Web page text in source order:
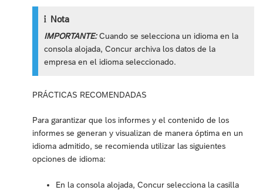
Nota
IMPORTANTE:Cuando se selecciona un idioma en la
consola alojada, Concur archiva los datos de la
empresa en el idioma seleccionado.
PRÁCTICAS RECOMENDADAS
Para garantizar que los informes y el contenido de los
informes se generan y visualizan de manera óptima en un
idioma admitido, se recomienda utilizar las siguientes
opciones de idioma:
En la consola alojada, Concur selecciona la casilla